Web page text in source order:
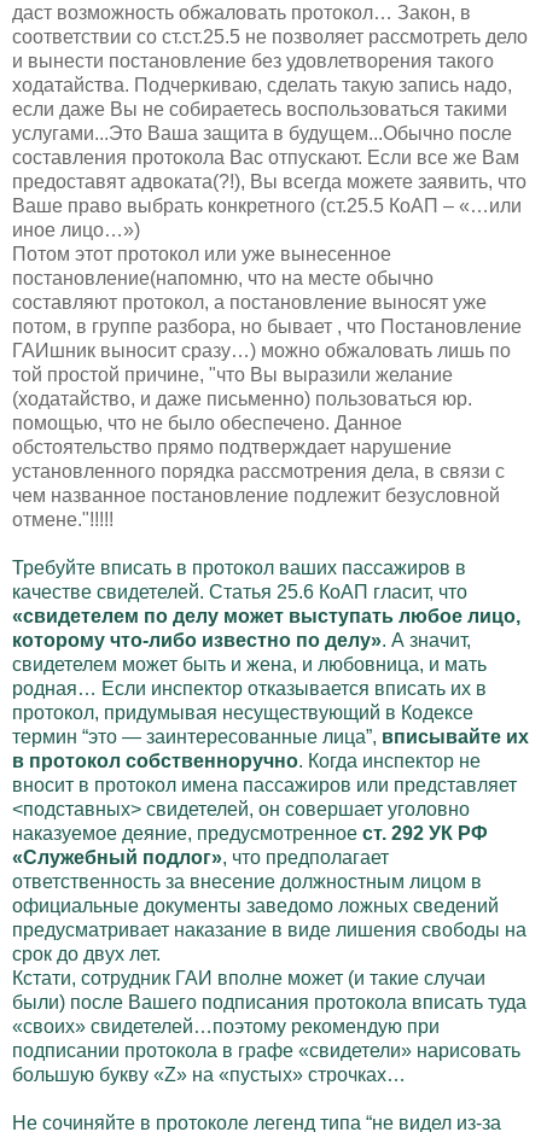
даст возможность обжаловать протокол… Закон, в
соответствии со ст.ст.25.5 не позволяет рассмотреть дело
и вынести постановление без удовлетворения такого
ходатайства. Подчеркиваю, сделать такую запись надо,
если даже Вы не собираетесь воспользоваться такими
услугами...Это Ваша защита в будущем...Обычно после
составления протокола Вас отпускают. Если все же Вам
предоставят адвоката(?!), Вы всегда можете заявить, что
Ваше право выбрать конкретного (ст.25.5 КоАП – «…или
иное лицо…»)
Потом этот протокол или уже вынесенное
постановление(напомню, что на месте обычно
составляют протокол, а постановление выносят уже
потом, в группе разбора, но бывает , что Постановление
ГАИшник выносит сразу…) можно обжаловать лишь по
той простой причине, "что Вы выразили желание
(ходатайство, и даже письменно) пользоваться юр.
помощью, что не было обеспечено. Данное
обстоятельство прямо подтверждает нарушение
установленного порядка рассмотрения дела, в связи с
чем названное постановление подлежит безусловной
отмене."!!!!!
Требуйте вписать в протокол ваших пассажиров в
качестве свидетелей. Статья 25.6 КоАП гласит, что
«свидетелем по делу может выступать любое лицо,
которому что-либо известно по делу». А значит,
свидетелем может быть и жена, и любовница, и мать
родная… Если инспектор отказывается вписать их в
протокол, придумывая несуществующий в Кодексе
термин “это — заинтересованные лица”, вписывайте их
в протокол собственноручно. Когда инспектор не
вносит в протокол имена пассажиров или представляет
<подставных> свидетелей, он совершает уголовно
наказуемое деяние, предусмотренное ст. 292 УК РФ
«Служебный подлог», что предполагает
ответственность за внесение должностным лицом в
официальные документы заведомо ложных сведений
предусматривает наказание в виде лишения свободы на
срок до двух лет.
Кстати, сотрудник ГАИ вполне может (и такие случаи
были) после Вашего подписания протокола вписать туда
«своих» свидетелей…поэтому рекомендую при
подписании протокола в графе «свидетели» нарисовать
большую букву «Z» на «пустых» строчках…
Не сочиняйте в протоколе легенд типа “не видел из-за